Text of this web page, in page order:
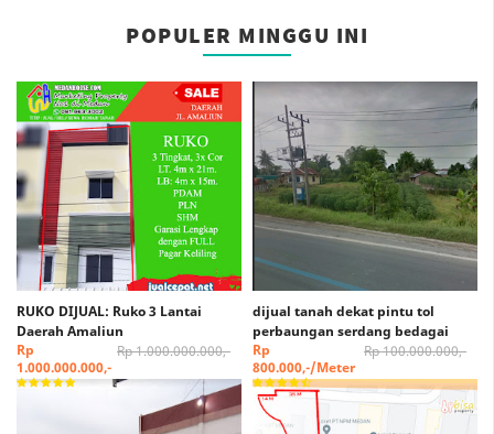
POPULER MINGGU INI
RUKO DIJUAL: Ruko 3 Lantai
Daerah Amaliun
Rp 1.000.000.000,-
Rp
1.000.000.000,-
dijual tanah dekat pintu tol
perbaungan serdang bedagai
Rp 100.000.000,-
Rp
800.000,-/Meter